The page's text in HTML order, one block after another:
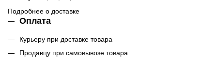
Подробнее о доставке
Оплата
Курьеру при доставке товара
Продавцу при самовывозе товара